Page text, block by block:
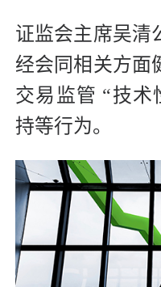
证监会主席吴清
经会同相关方面
交易监管 “技术
持等行为。